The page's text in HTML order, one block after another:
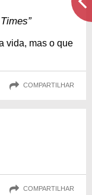
vida, mas o que
COMPARTILHAR
COMPARTILHAR